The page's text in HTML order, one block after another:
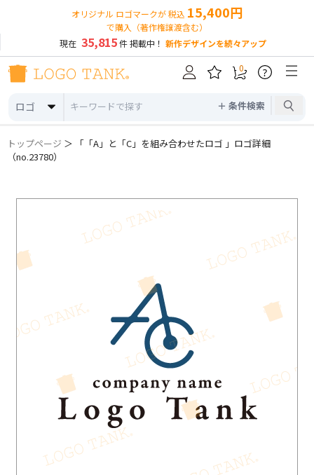
オリジナル ロゴマークが 税込 15,400円
で購入（著作権譲渡含む）
現在 35,815件 掲載中！ 新作デザインを続々アップ
ロゴ ＋ 条件検索
0 ?
トップページ ＞ 「「A」と「C」を組み合わせたロゴ 」ロゴ詳細
（no.23780）